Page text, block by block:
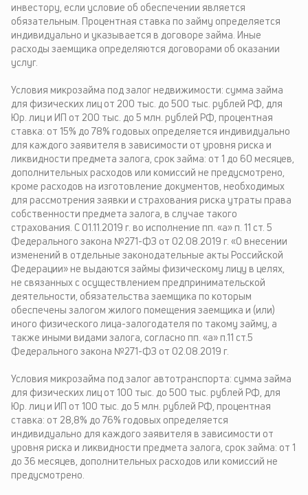
инвестору, если условие об обеспечении является
обязательным. Процентная ставка по займу определяется
индивидуально и указывается в договоре займа. Иные
расходы заемщика определяются договорами об оказании
услуг.
Условия микрозайма под залог недвижимости: сумма займа
для физических лиц от 200 тыс. до 500 тыс. рублей РФ, для
Юр. лиц и ИП от 200 тыс. до 5 млн. рублей РФ, процентная
ставка: от 15% до 78% годовых определяется индивидуально
для каждого заявителя в зависимости от уровня риска и
ликвидности предмета залога, срок займа: от 1 до 60 месяцев,
дополнительных расходов или комиссий не предусмотрено,
кроме расходов на изготовление документов, необходимых
для рассмотрения заявки и страхования риска утраты права
собственности предмета залога, в случае такого
страхования. С 01.11.2019 г. во исполнение пп. «а» п. 11 ст. 5
Федерального закона №271-ФЗ от 02.08.2019 г. «О внесении
изменений в отдельные законодательные акты Российской
Федерации» не выдаются займы физическому лицу в целях,
не связанных с осуществлением предпринимательской
деятельности, обязательства заемщика по которым
обеспечены залогом жилого помещения заемщика и (или)
иного физического лица-залогодателя по такому займу, а
также иными видами залога, согласно пп. «а» п.11 ст.5
Федерального закона №271-ФЗ от 02.08.2019 г.
Условия микрозайма под залог автотранспорта: сумма займа
для физических лиц от 100 тыс. до 500 тыс. рублей РФ, для
Юр. лиц и ИП от 100 тыс. до 5 млн. рублей РФ, процентная
ставка: от 28,8% до 76% годовых определяется
индивидуально для каждого заявителя в зависимости от
уровня риска и ликвидности предмета залога, срок займа: от 1
до 36 месяцев, дополнительных расходов или комиссий не
предусмотрено.